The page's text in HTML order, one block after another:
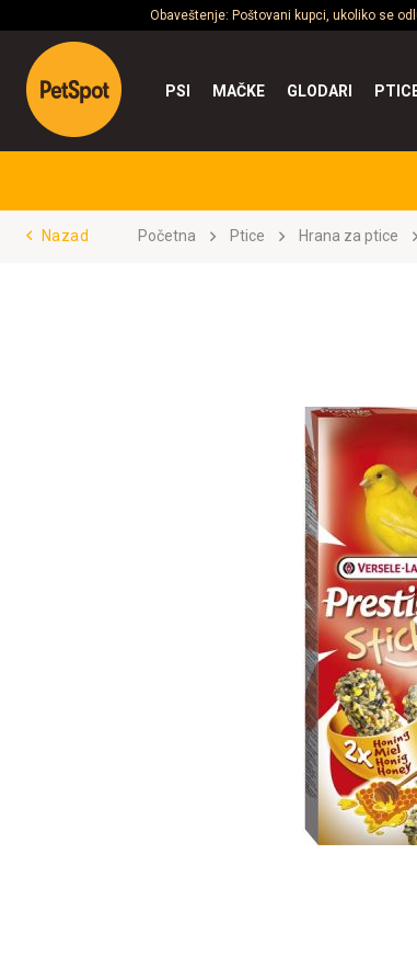
Obaveštenje: Poštovani kupci, ukoliko se
PSI MAČKE GLODARI
Nazad Početna Ptice Hrana za ptice